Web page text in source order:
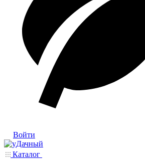
Войти
Каталог